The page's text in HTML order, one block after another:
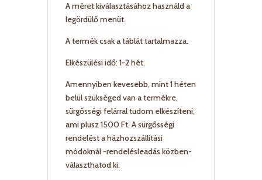
A méret kiválasztásához használd a
legördülő menüt.
A termék csak a táblát tartalmazza.
Elkészülési idő: 1-2 hét.
Amennyiben kevesebb, mint 1 héten
belül szükséged van a termékre,
sürgősségi felárral tudom elkészíteni,
ami plusz 1500 Ft. A sürgősségi
rendelést a házhozszállítási
módoknál -rendelésleadás közben-
választhatod ki.